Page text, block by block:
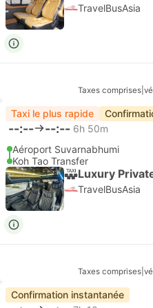
TravelBusAsia
Taxes comprises
Taxi le plus rapide
--:-- --:-- 6h 50m
Aéroport Suvarnabhumi
Koh Tao Transfer
Luxury
TravelBusAsia
Taxes comprises
Confirmation instantanée